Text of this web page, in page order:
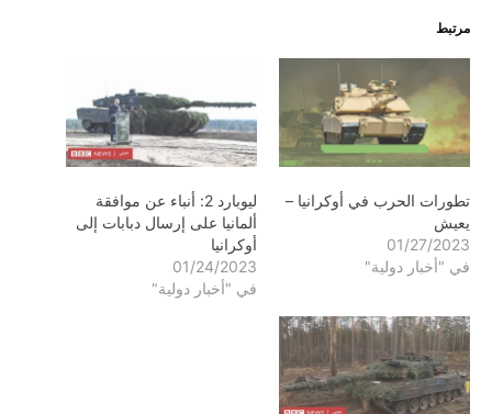
مرتبط
تطورات الحرب في أوكرانيا –
يعيش
01/27/2023
في "أخبار دولية"
ليوبارد 2: أنباء عن موافقة
ألمانيا على إرسال دبابات إلى
أوكرانيا
01/24/2023
في "أخبار دولية"